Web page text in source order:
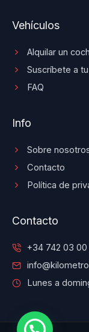
Vehículos
Alquilar un
Suscríbete a
FAQ
Info
Sobre
Contacto
Política de
Contacto
+34 742 03 00
Lunes a